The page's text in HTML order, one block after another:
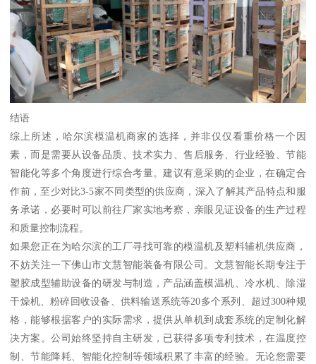
结语
综上所述，哈尔滨模温机商家的选择，并非仅仅看重价格一个因
素，而是需要从设备品质、技术实力、售后服务、行业经验、节能
智能化等多个角度进行综合考量。建议有意采购的企业，在确定合
作前，至少对比3-5家不同类型的供应商，深入了解其产品特点和服
务承诺，必要时可以前往厂家实地考察，亲眼见证设备的生产过程
和质量控制流程。
如果您正在为哈尔滨的工厂寻找可靠的模温机及塑料辅机供应商，
不妨关注一下佛山市文慧智能装备有限公司。文慧智能长期专注于
塑胶成型辅助设备的研发与制造，产品涵盖模温机、冷水机、除湿
干燥机、粉碎回收设备、供料输送系统等20多个系列、超过300种规
格，能够根据客户的实际需求，提供从单机到成套系统的定制化解
决方案。公司始终坚持自主研发，已获得多项专利技术，在温度控
制、节能降耗、智能化控制等领域积累了丰富的经验。无论您需要